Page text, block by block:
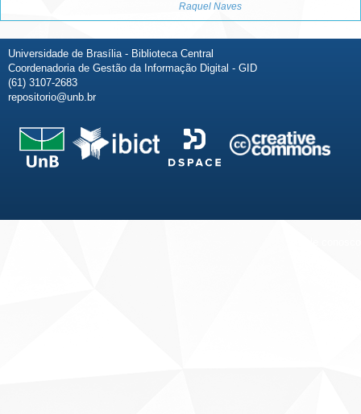
Raquel Naves
Universidade de Brasília - Biblioteca Central
Coordenadoria de Gestão da Informação Digital - GID
(61) 3107-2683
repositorio@unb.br